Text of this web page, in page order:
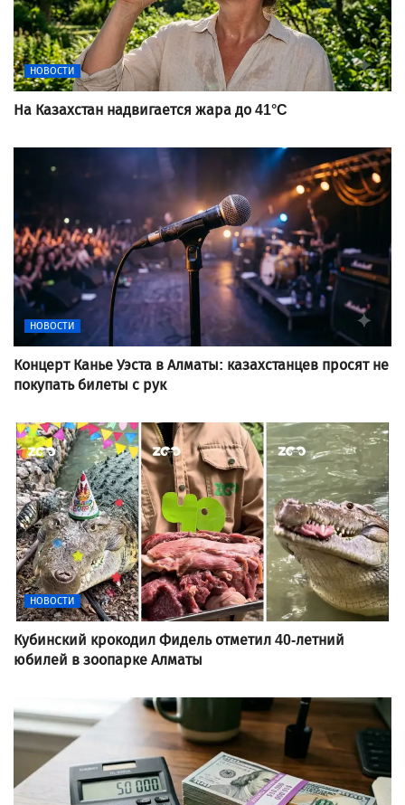
НОВОСТИ
На Казахстан надвигается жара до 41°C
НОВОСТИ
Концерт Канье Уэста в Алматы: казахстанцев просят не
покупать билеты с рук
НОВОСТИ
Кубинский крокодил Фидель отметил 40-летний
юбилей в зоопарке Алматы